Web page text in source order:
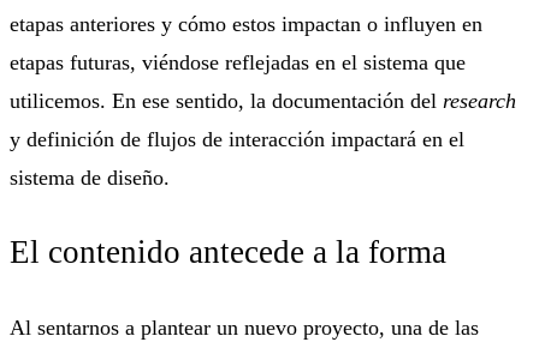
etapas anteriores y cómo estos impactan o influyen en
etapas futuras, viéndose reflejadas en el sistema que
utilicemos. En ese sentido, la documentación del research
y definición de flujos de interacción impactará en el
sistema de diseño.
El contenido antecede a la forma
Al sentarnos a plantear un nuevo proyecto, una de las